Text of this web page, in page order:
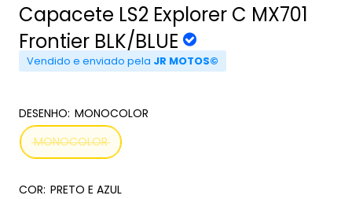
Capacete LS2 Explorer C MX701
Frontier BLK/BLUE
Vendido e enviado pela JR MOTOS©
DESENHO: MONOCOLOR
MONOCOLOR
COR: PRETO E AZUL